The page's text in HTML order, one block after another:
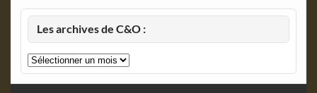
Les archives de C&O :
Les
archives